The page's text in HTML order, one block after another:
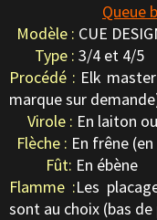
Queue
Modèle : CUE
Type : 3/4 et 4/5
Procédé : Elk
marque sur
Virole : En laiton
Flèche : En frêne
Fût: En ébène
Flamme :Les
sont au choix (bas de